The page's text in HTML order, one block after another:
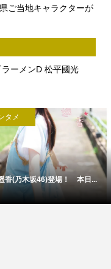
ご当地キャラクターが
ーメンD 松平國光
タメ
香(乃木坂46)登場！ 本日...